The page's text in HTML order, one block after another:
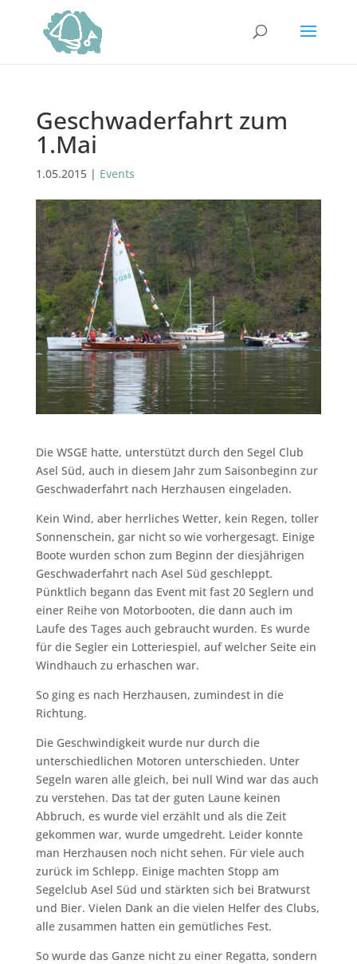
Geschwaderfahrt zum
1.Mai
1.05.2015| Events
Die WSGE hatte, unterstützt durch den Segel Club
Asel Süd, auch in diesem Jahr zum Saisonbeginn zur
Geschwaderfahrt nach Herzhausen eingeladen.
Kein Wind, aber herrliches Wetter, kein Regen, toller
Sonnenschein, gar nicht so wie vorhergesagt. Einige
Boote wurden schon zum Beginn der diesjährigen
Geschwaderfahrt nach Asel Süd geschleppt.
Pünktlich begann das Event mit fast 20 Seglern und
einer Reihe von Motorbooten, die dann auch im
Laufe des Tages auch gebraucht wurden. Es wurde
für die Segler ein Lotteriespiel, auf welcher Seite ein
Windhauch zu erhaschen war.
So ging es nach Herzhausen, zumindest in die
Richtung.
Die Geschwindigkeit wurde nur durch die
unterschiedlichen Motoren unterschieden. Unter
Segeln waren alle gleich, bei null Wind war das auch
zu verstehen. Das tat der guten Laune keinen
Abbruch, es wurde viel erzählt und als die Zeit
gekommen war, wurde umgedreht. Leider konnte
man Herzhausen noch nicht sehen. Für viele auch
zurück im Schlepp. Einige machten Stopp am
Segelclub Asel Süd und stärkten sich bei Bratwurst
und Bier. Vielen Dank an die vielen Helfer des Clubs,
alle zusammen hatten ein gemütliches Fest.
So wurde das Ganze nicht zu einer Regatta, sondern